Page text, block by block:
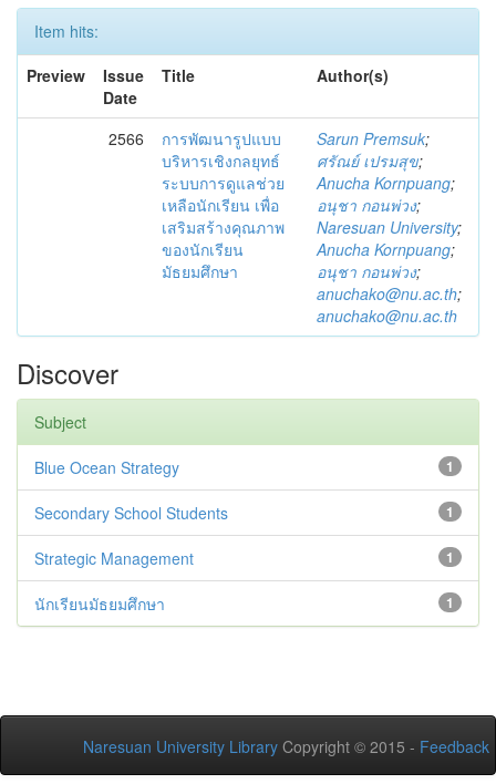
Item hits:
Preview
Issue
Date
Title Author(s)
2566
การพัฒนารูปแบบ
บริหารเชิงกลยุทธ์
ระบบการดูแลช่วย
เหลือนักเรียน เพื่อ
เสริมสร้างคุณภาพ
ของนักเรียน
มัธยมศึกษา
Sarun Premsuk;
ศรัณย์ เปรมสุข;
Anucha Kornpuang;
อนุชา กอนพ่วง;
Naresuan University;
Anucha Kornpuang;
อนุชา กอนพ่วง;
anuchako@nu.ac.th;
anuchako@nu.ac.th
Discover
Subject
1
Blue Ocean Strategy
1
Secondary School Students
1
Strategic Management
1
นักเรียนมัธยมศึกษา
Naresuan University Library Copyright © 2015 - Feedback